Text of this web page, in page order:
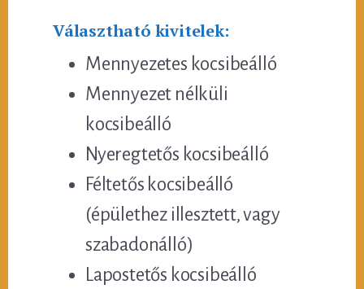
Választható kivitelek:
Mennyezetes kocsibeálló
Mennyezet nélküli
kocsibeálló
Nyeregtetős kocsibeálló
Féltetős kocsibeálló
(épülethez illesztett, vagy
szabadonálló)
Lapostetős kocsibeálló